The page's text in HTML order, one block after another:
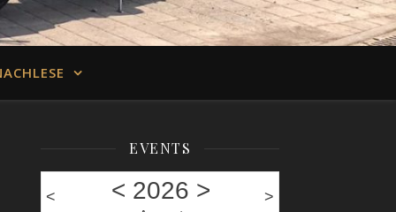
EVENTS
< < 2026 > >